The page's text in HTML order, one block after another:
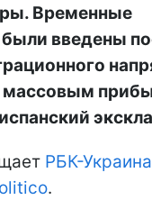
Временные
введены
массовым
РБК-Украина
.